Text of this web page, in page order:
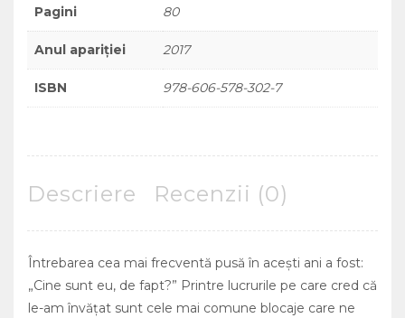
Pagini 80
Anul apariției 2017
ISBN 978-606-578-302-7
Descriere Recenzii (0)
Întrebarea cea mai frecventă pusă în aceşti ani a fost:
„Cine sunt eu, de fapt?” Printre lucrurile pe care cred că
le-am învăţat sunt cele mai comune blocaje care ne